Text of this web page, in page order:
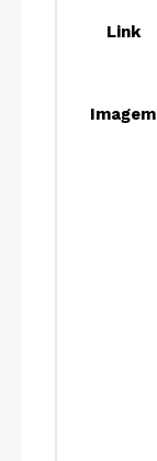
Link
Imagem